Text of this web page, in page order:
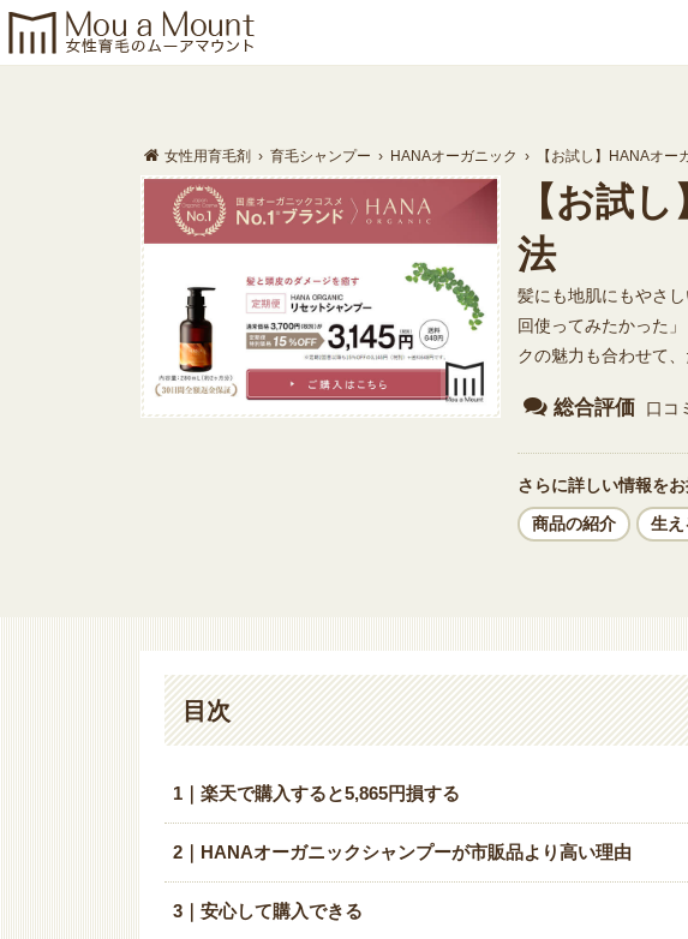
Warning: Invalid argument supplied for foreach() in /home/mouamount/mou-a-
女性用育毛剤 › 育毛シャンプー › HANAオーガニック › 【お試し】HANAオー
【お試
法
髪にも地肌にもやさ
回使ってみたかった
クの魅力も合わせて
総合評価 口コ
さらに詳しい情報を
商品の紹介
生え
目次
1｜楽天で購入すると5,865円損する
2｜HANAオーガニックシャンプーが市販品より高い理由
3｜安心して購入できる